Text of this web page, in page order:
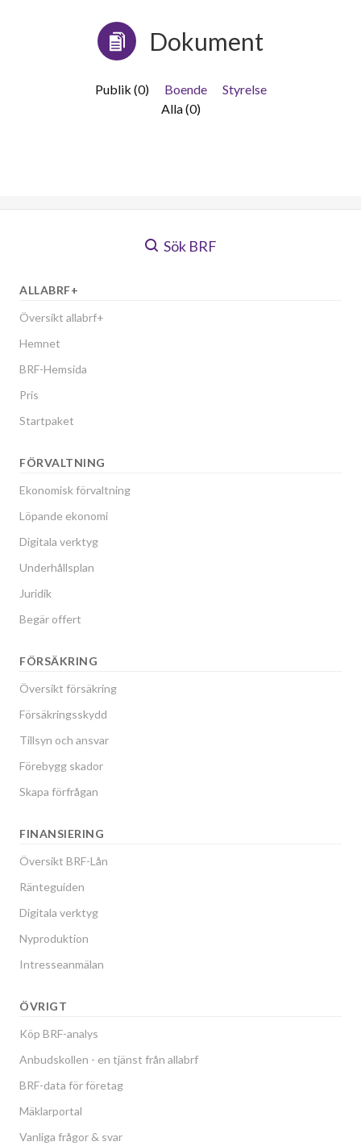
Dokument
Publik (0) Boende
Styrelse
Alla (0)
Sök BRF
ALLABRF+
Översikt allabrf+
Hemnet
BRF-Hemsida
Pris
Startpaket
FÖRVALTNING
Ekonomisk förvaltning
Löpande ekonomi
Digitala verktyg
Underhållsplan
Juridik
Begär offert
FÖRSÄKRING
Översikt försäkring
Försäkringsskydd
Tillsyn och ansvar
Förebygg skador
Skapa förfrågan
FINANSIERING
Översikt BRF-Lån
Ränteguiden
Digitala verktyg
Nyproduktion
Intresseanmälan
ÖVRIGT
Köp BRF-analys
Anbudskollen - en tjänst från allabrf
BRF-data för företag
Mäklarportal
Vanliga frågor & svar